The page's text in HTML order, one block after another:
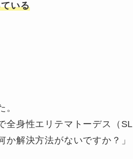
いる
。
全身性エリテマトーデス（
解決方法がないですか？」